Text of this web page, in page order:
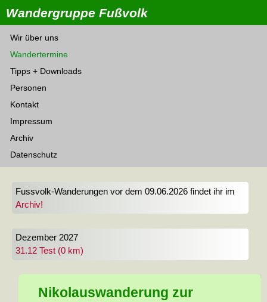
Wandergruppe Fußvolk
Wir über uns
Wandertermine
Tipps + Downloads
Personen
Kontakt
Impressum
Archiv
Datenschutz
Fussvolk-Wanderungen vor dem 09.06.2026 findet ihr im
Archiv!
Dezember 2027
31.12 Test (0 km)
Nikolauswanderung zur